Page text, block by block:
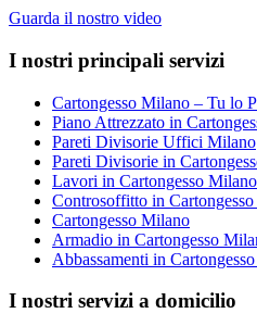
Guarda il nostro video
I nostri principali servizi
Cartongesso Milano – Tu lo
Piano Attrezzato in
Pareti Divisorie Uffici Milano
Pareti Divisorie in
Lavori in Cartongesso Milano
Controsoffitto in
Cartongesso Milano
Armadio in Cartongesso
Abbassamenti in
I nostri servizi a domicilio